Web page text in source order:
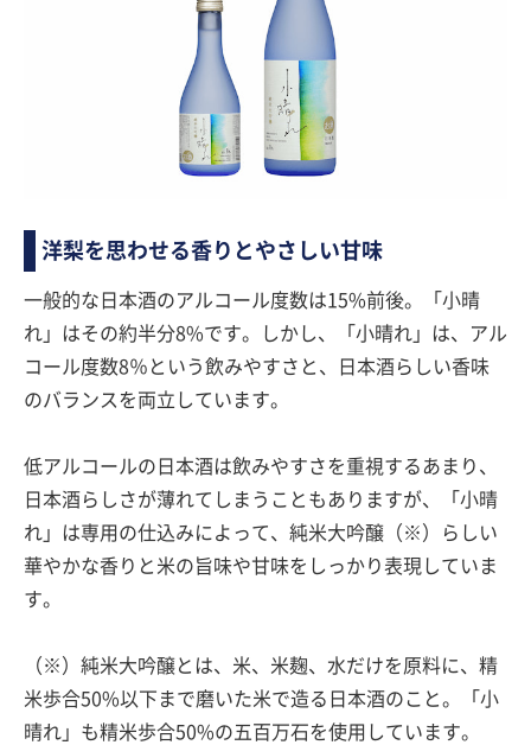
洋梨を思わせる香りとやさしい甘味
一般的な日本酒のアルコール度数は15%前後。「小晴
れ」はその約半分8%です。しかし、「小晴れ」は、アル
コール度数8％という飲みやすさと、日本酒らしい香味
のバランスを両立しています。
低アルコールの日本酒は飲みやすさを重視するあまり、
日本酒らしさが薄れてしまうこともありますが、「小晴
れ」は専用の仕込みによって、純米大吟醸（※）らしい
華やかな香りと米の旨味や甘味をしっかり表現していま
す。
（※）純米大吟醸とは、米、米麹、水だけを原料に、精
米歩合50%以下まで磨いた米で造る日本酒のこと。「小
晴れ」も精米歩合50%の五百万石を使用しています。